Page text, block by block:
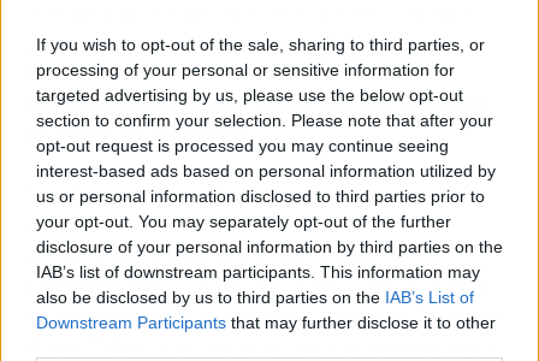
If you wish to opt-out of the sale, sharing to third parties, or
processing of your personal or sensitive information for
targeted advertising by us, please use the below opt-out
section to confirm your selection. Please note that after your
opt-out request is processed you may continue seeing
interest-based ads based on personal information utilized by
us or personal information disclosed to third parties prior to
your opt-out. You may separately opt-out of the further
disclosure of your personal information by third parties on the
IAB’s list of downstream participants. This information may
also be disclosed by us to third parties on the IAB’s List of
Downstream Participants that may further disclose it to other
Darias, y el jefe del Ejecutivo, Pedro Sánchez.
En 2023 y 2024 se continuará con la
financiación hasta alcanzar los 100 millones
de euros de inversión.
Este Plan de Acción, que se trabajará
conjuntamente con las comunidades
autónomas, sociedades científicas,
profesionales y pacientes, supondrá la puesta
en marcha de un teléfono de atención 24 horas